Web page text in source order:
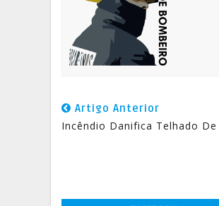
Artigo Anterior
Incêndio Danifica Telhado De